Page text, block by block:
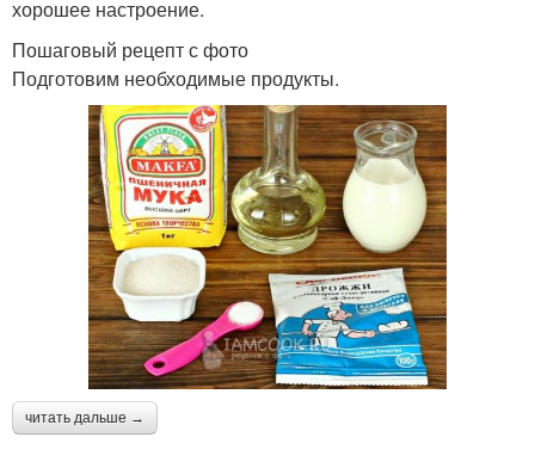
хорошее настроение.
Пошаговый рецепт с фото
Подготовим необходимые продукты.
читать дальше →